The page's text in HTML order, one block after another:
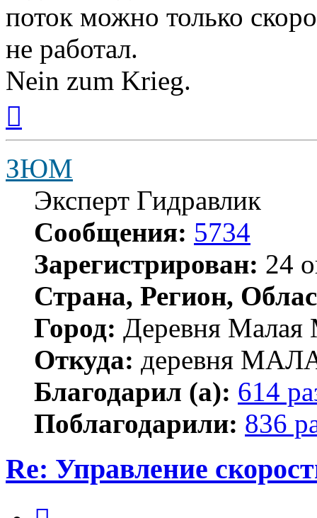
поток можно только
не работал.
Nein zum Krieg.
началу
ЗЮМ
Эксперт Гидравлик
Сообщения: 5734
Зарегистрирован: 24
Страна, Регион,
Город: Деревня Малая
Откуда: деревня
Благодарил (а): 614
Поблагодарили: 836
Re: Управление